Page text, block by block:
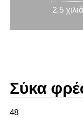
2,5
Σύκα
48